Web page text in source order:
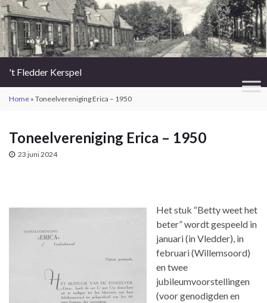
't Fledder Kerspel
Home » Toneelvereniging Erica – 1950
Toneelvereniging Erica – 1950
23 juni 2024
Het stuk “Betty weet het
beter” wordt gespeeld in
januari (in Vledder), in
februari (Willemsoord)
en twee
jubileumvoorstellingen
(voor genodigden en